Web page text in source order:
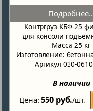
Контргруз КБФ-25
для консоли
Масса 25 кг
Изготовление:
Артикул 030-
В наличии
Цена 550 руб./шт.